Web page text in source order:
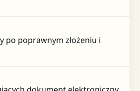
po poprawnym złożeniu i